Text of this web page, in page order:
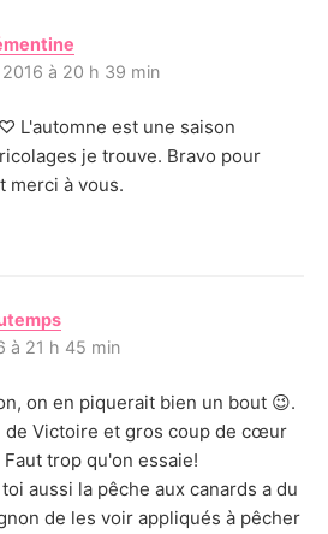
i
:
à 20 h 39 min
L'automne est une saison
je trouve. Bravo pour
merci à vous.
:
à 21 h 45 min
on en piquerait bien un bout 😉.
de Victoire et gros coup de cœur
trop qu'on essaie!
aussi la pêche aux canards a du
de les voir appliqués à pêcher